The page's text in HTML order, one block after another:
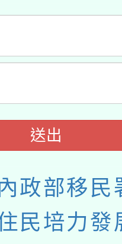
送出
政部移民
民培力發